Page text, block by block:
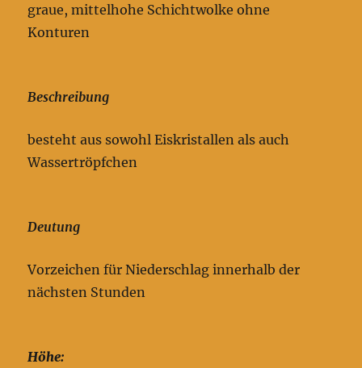
graue, mittelhohe Schichtwolke ohne
Konturen
Beschreibung
besteht aus sowohl Eiskristallen als auch
Wassertröpfchen
Deutung
Vorzeichen für Niederschlag innerhalb der
nächsten Stunden
Höhe: